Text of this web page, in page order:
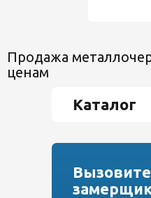
Продажа
ценам
Каталог
Вызовите